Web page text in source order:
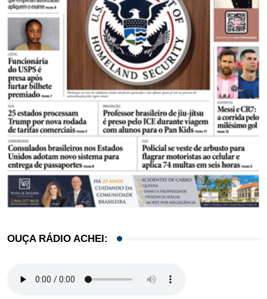
OUÇA RÁDIO ACHEI: